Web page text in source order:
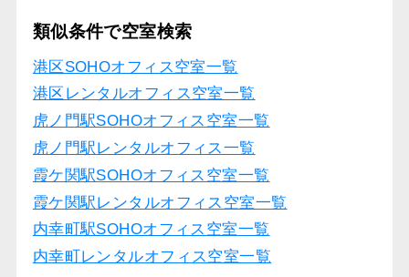
類似条件で空室検索
港区SOHOオフィス空室一覧
港区レンタルオフィス空室一覧
虎ノ門駅SOHOオフィス空室一覧
虎ノ門駅レンタルオフィス一覧
霞ケ関駅SOHOオフィス空室一覧
霞ケ関駅レンタルオフィス空室一覧
内幸町駅SOHOオフィス空室一覧
内幸町レンタルオフィス空室一覧